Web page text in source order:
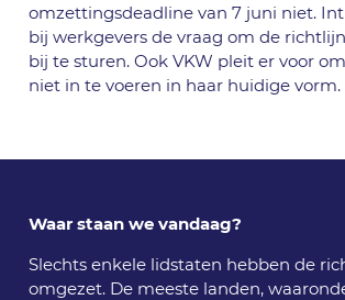
omzettingsdeadline van 7 juni niet.
bij werkgevers de vraag om de
bij te sturen. Ook VKW pleit er voor
niet in te voeren in haar huidige vorm.
Waar staan we vandaag?
Slechts enkele lidstaten hebben de
omgezet. De meeste landen,